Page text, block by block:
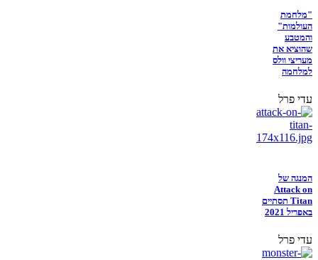
"מלחמת
העולמות"
והמטבע
שהוציא את
מעריצי וולס
למלחמה
עדי פרל
המנגה של
Attack on
Titan תסתיים
באפריל 2021
עדי פרל